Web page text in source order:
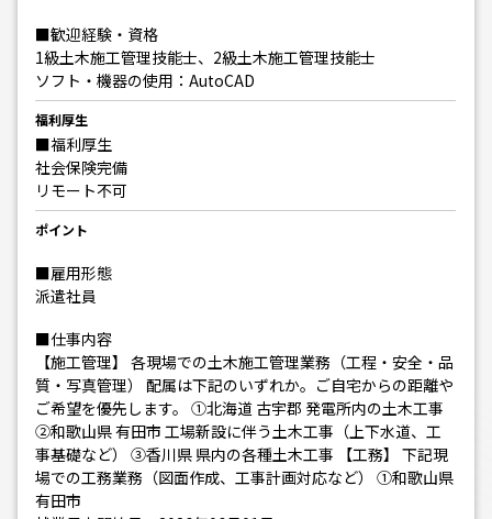
■歓迎経験・資格
1級土木施工管理技能士、2級土木施工管理技能士
ソフト・機器の使用：AutoCAD
福利厚生
■福利厚生
社会保険完備
リモート不可
ポイント
■雇用形態
派遣社員
■仕事内容
【施工管理】 各現場での土木施工管理業務（工程・安全・品
質・写真管理） 配属は下記のいずれか。ご自宅からの距離や
ご希望を優先します。 ①北海道 古宇郡 発電所内の土木工事
②和歌山県 有田市 工場新設に伴う土木工事（上下水道、工
事基礎など） ③香川県 県内の各種土木工事 【工務】 下記現
場での工務業務（図面作成、工事計画対応など） ①和歌山県
有田市